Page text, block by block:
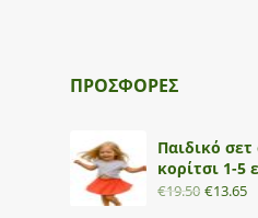
ΠΡΟΣΦΟΡΕΣ
Παιδικό
κορίτσι 1-5
€19.50 €13.65